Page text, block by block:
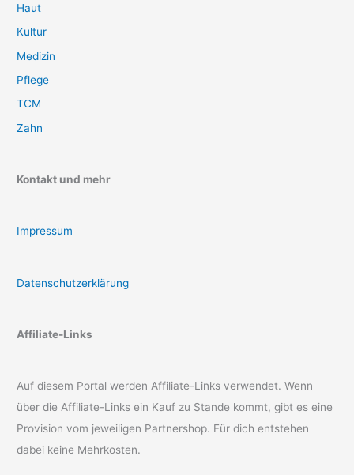
Haut
Kultur
Medizin
Pflege
TCM
Zahn
Kontakt und mehr
Impressum
Datenschutzerklärung
Affiliate-Links
Auf diesem Portal werden Affiliate-Links verwendet. Wenn
über die Affiliate-Links ein Kauf zu Stande kommt, gibt es eine
Provision vom jeweiligen Partnershop. Für dich entstehen
dabei keine Mehrkosten.